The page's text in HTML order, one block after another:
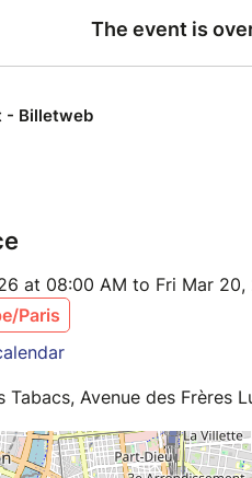
at 08:00 AM to Fri Mar
Paris
Tabacs, Avenue des Frères